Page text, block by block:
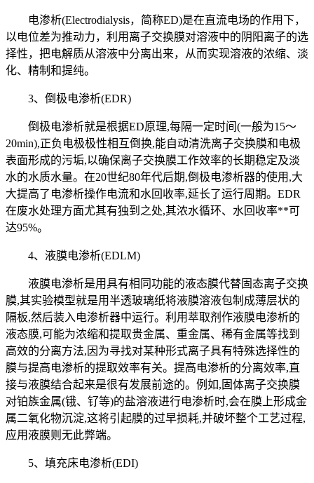
电渗析(Electrodialysis，简称ED)是在直流电场的作用下，
以电位差为推动力，利用离子交换膜对溶液中的阴阳离子的选
择性，把电解质从溶液中分离出来，从而实现溶液的浓缩、淡
化、精制和提纯。
3、倒极电渗析(EDR)
倒极电渗析就是根据ED原理,每隔一定时间(一般为15～
20min),正负电极极性相互倒换,能自动清洗离子交换膜和电极
表面形成的污垢,以确保离子交换膜工作效率的长期稳定及淡
水的水质水量。在20世纪80年代后期,倒极电渗析器的使用,大
大提高了电渗析操作电流和水回收率,延长了运行周期。EDR
在废水处理方面尤其有独到之处,其浓水循环、水回收率**可
达95%。
4、液膜电渗析(EDLM)
液膜电渗析是用具有相同功能的液态膜代替固态离子交换
膜,其实验模型就是用半透玻璃纸将液膜溶液包制成薄层状的
隔板,然后装入电渗析器中运行。利用萃取剂作液膜电渗析的
液态膜,可能为浓缩和提取贵金属、重金属、稀有金属等找到
高效的分离方法,因为寻找对某种形式离子具有特殊选择性的
膜与提高电渗析的提取效率有关。提高电渗析的分离效率,直
接与液膜结合起来是很有发展前途的。例如,固体离子交换膜
对铂族金属(锇、钌等)的盐溶液进行电渗析时,会在膜上形成金
属二氧化物沉淀,这将引起膜的过早损耗,并破坏整个工艺过程,
应用液膜则无此弊端。
5、填充床电渗析(EDI)